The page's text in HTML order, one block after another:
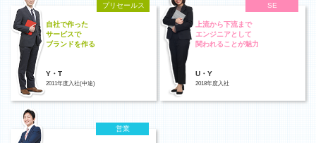
プリセールス
自社で作った
サービスで
ブランドを作る
Y・T
2011年度入社(中途)
SE
上流から下流まで
エンジニアとして
関われることが魅力
U・Y
2018年度入社
営業